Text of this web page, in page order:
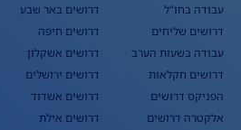
עבודה בחו"ל
דרושים שליחים
עבודה בשעות הערב
דרושים חקלאות
הפניקס דרושים
אלקטרה דרושים
דרושים באר שבע
דרושים חיפה
דרושים אשקלון
דרושים ירושלים
דרושים אשדוד
דרושים אילת